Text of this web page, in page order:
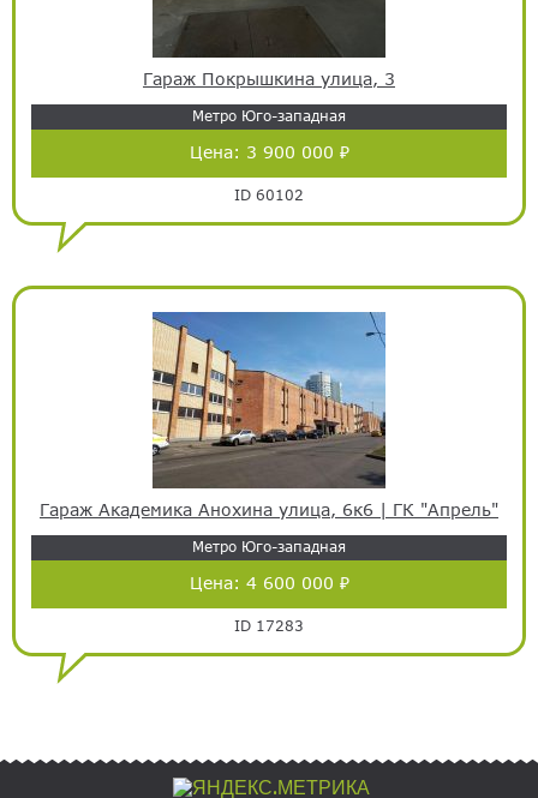
Гараж Покрышкина улица, 3
Метро Юго-западная
Цена: 3 900 000 ₽
ID 60102
Гараж Академика Анохина улица, 6к6 | ГК "Апрель"
Метро Юго-западная
Цена: 4 600 000 ₽
ID 17283